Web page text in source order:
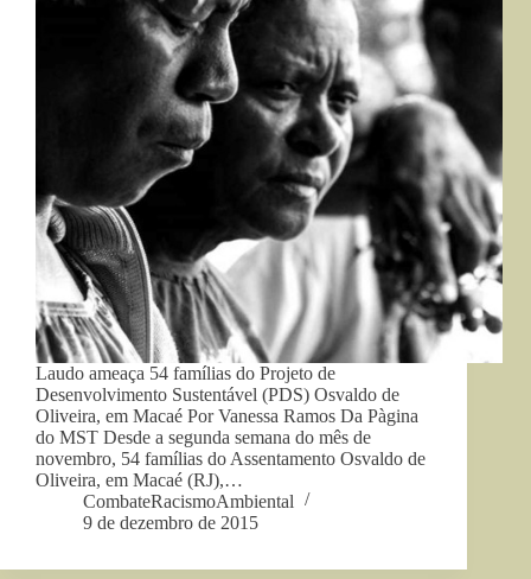
Laudo ameaça 54 famílias do Projeto de
Desenvolvimento Sustentável (PDS) Osvaldo de
Oliveira, em Macaé Por Vanessa Ramos Da Pàgina
do MST Desde a segunda semana do mês de
novembro, 54 famílias do Assentamento Osvaldo de
Oliveira, em Macaé (RJ),…
CombateRacismoAmbiental
9 de dezembro de 2015